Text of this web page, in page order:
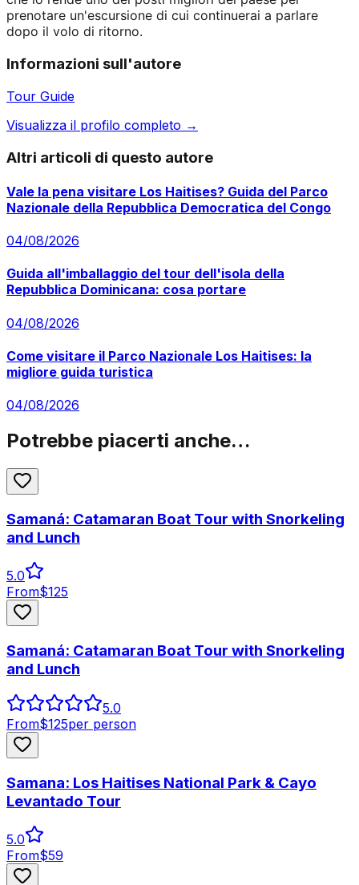
prenotare un'escursione di cui continuerai a parlare
dopo il volo di ritorno.
Informazioni sull'autore
Tour Guide
Visualizza il profilo completo →
Altri articoli di questo autore
Vale la pena visitare Los Haitises? Guida del Parco
Nazionale della Repubblica Democratica del Congo
04/08/2026
Guida all'imballaggio del tour dell'isola della
Repubblica Dominicana: cosa portare
04/08/2026
Come visitare il Parco Nazionale Los Haitises: la
migliore guida turistica
04/08/2026
Potrebbe piacerti anche…
Samaná: Catamaran Boat Tour with Snorkeling
and Lunch
5.0
From$125
Samaná: Catamaran Boat Tour with Snorkeling
and Lunch
5.0
From$125per person
Samana: Los Haitises National Park & Cayo
Levantado Tour
5.0
From$59